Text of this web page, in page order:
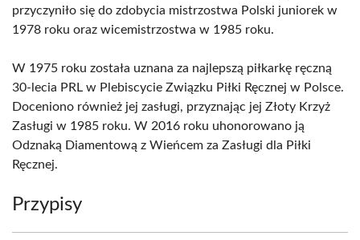
przyczyniło się do zdobycia mistrzostwa Polski juniorek w
1978 roku oraz wicemistrzostwa w 1985 roku.
W 1975 roku została uznana za najlepszą piłkarkę ręczną
30-lecia PRL w Plebiscycie Związku Piłki Ręcznej w Polsce.
Doceniono również jej zasługi, przyznając jej Złoty Krzyż
Zasługi w 1985 roku. W 2016 roku uhonorowano ją
Odznaką Diamentową z Wieńcem za Zasługi dla Piłki
Ręcznej.
Przypisy